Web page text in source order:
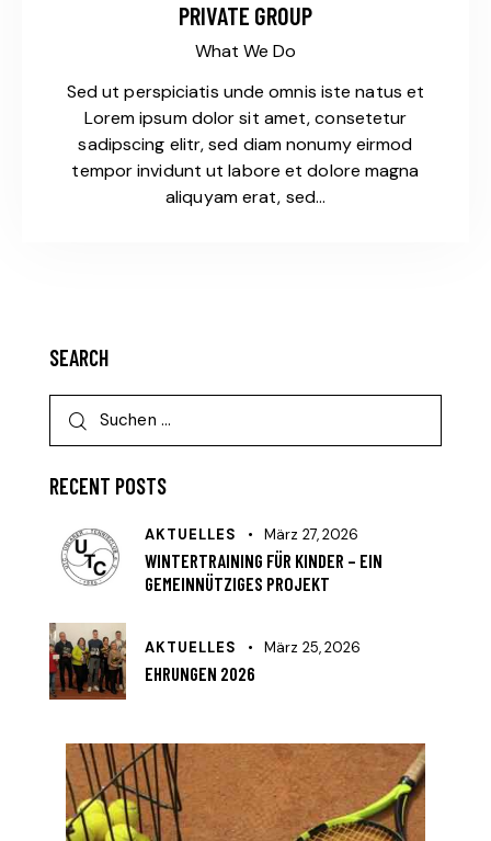
PRIVATE GROUP
What We Do
Sed ut perspiciatis unde omnis iste natus et
Lorem ipsum dolor sit amet, consetetur
sadipscing elitr, sed diam nonumy eirmod
tempor invidunt ut labore et dolore magna
aliquyam erat, sed…
SEARCH
RECENT POSTS
AKTUELLES März 27, 2026
WINTERTRAINING FÜR KINDER – EIN
GEMEINNÜTZIGES PROJEKT
AKTUELLES März 25, 2026
EHRUNGEN 2026